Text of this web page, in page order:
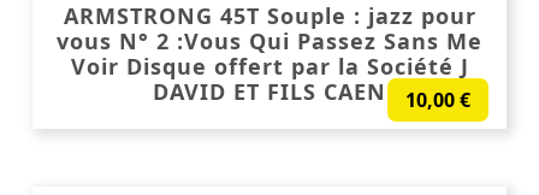
ARMSTRONG 45T Souple : jazz pour
vous N° 2 :Vous Qui Passez Sans Me
Voir Disque offert par la Société J
DAVID ET FILS CAEN
10,00€